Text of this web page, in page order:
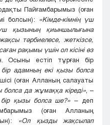
Пайғамбарымыз (оған
болсын): «Кімде-кімнің үш
қызының қиыншылығына
тәрбиелесе, жеткізсе,
рақымы үшін ол кісіні өз
Осыны естіп тұрған бір
адамның екі қызы болса
(оған Алланың салауаты
болса да жұмаққа кіреді» , –
қызы болса ше?» – деп
(оған Алланың
«Ол қызды жақсылап